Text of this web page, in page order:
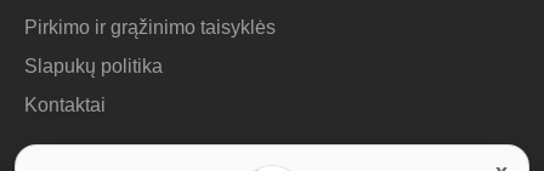
Pirkimo ir grąžinimo taisyklės
Slapukų politika
Kontaktai